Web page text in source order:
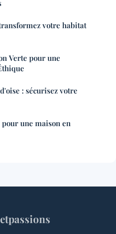
votre habitat
Verte pour une
: sécurisez votre
une maison en